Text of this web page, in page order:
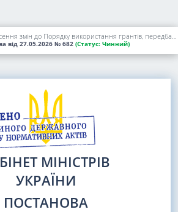
Про внесення змін до Порядку використання грантів, передбачених для здійснення заходів у сфері профілактики та протидії ВІЛ-інфекції/СНІДу, туберкульозу та малярії в Україні
від 27.05.2026 № 682 (Статус: Чинний)
МІНІСТРІВ
УКРАЇНИ
ПОСТАНОВА